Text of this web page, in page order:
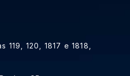
119, 120, 1817 e 1818,